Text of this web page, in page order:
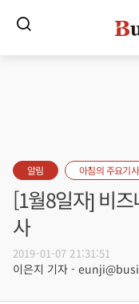
알림 아침의 주요기사
[1월8일자] 비
사
2019-01-07 21:31:51
이은지 기자 -